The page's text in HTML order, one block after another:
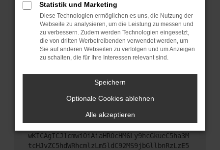
Sicherheitsrisiko, sondern kann auch dazu führen,
dass bestimmte Funktionen nicht mehr
unterstützt werden.
Wende dich an den Webseitenbetreiber.
Wenn du alle oben genannten Schritte versucht
hast, kontaktiere uns bitte. Wir werden versuchen,
das Problem zu beheben. Du kannst uns diesen
Text schicken, um uns bei der Fehlersuche zu
unterstützen:
ewogICJuYW1lIjogIk5ldHdvcmtFcnJvciIsCiAgI
mNvbmZpZyI6IHsKICAgICJtZXRob2QiOiAiR0VUIi
wKICAgICJ1cmwiOiAiaHR0cHM6Ly9hcGkueC5ha3M
tcHJvZC5hdWRhcmlzLm5ldC92MS9jbGllbnRzLzE5
Statistik und Marketing
Diese Technologien ermöglichen es uns, die Nutzung der
Webseite zu analysieren, um die Leistung zu messen und
zu verbessern. Zudem werden Technologien eingesetzt,
die von dritten Werbetreibenden verwendet werden, um
Sie auf anderen Webseiten zu verfolgen und um Anzeigen
zu schalten, die für Ihre Interessen relevant sind.
Speichern
Optionale Cookies ablehnen
Alle akzeptieren